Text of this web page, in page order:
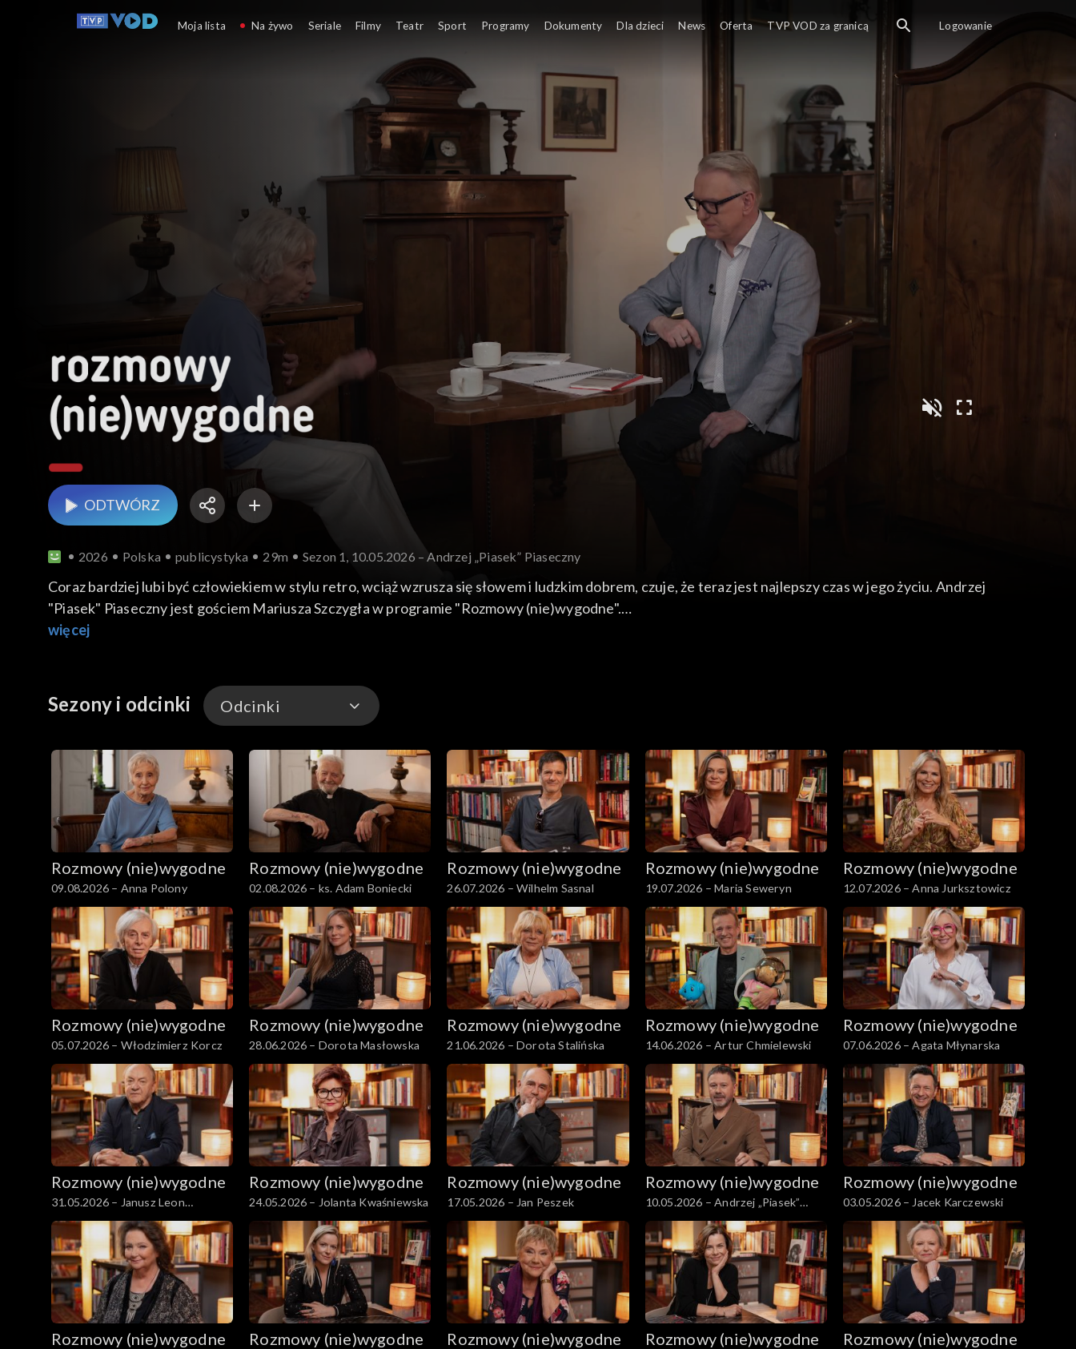
ODTWÓRZ
2026 Polska publicystyka 29m Sezon 1, 10.05.2026 – Andrzej „Piasek” Piaseczny
Coraz bardziej lubi być człowiekiem w stylu retro, wciąż wzrusza się słowem i ludzkim dobrem, czuje, że teraz jest najlepszy czas w jego życiu. Andrzej
"Piasek" Piaseczny jest gościem Mariusza Szczygła w programie "Rozmowy (nie)wygodne".
więcej
Sezony i odcinki Odcinki
Odcinki
Rozmowy (nie)wygodne
09.08.2026 – Anna Polony
Rozmowy (nie)wygodne
02.08.2026 – ks. Adam Boniecki
Rozmowy (nie)wygodne
26.07.2026 – Wilhelm Sasnal
Rozmowy (nie)wygodne
19.07.2026 – Maria Seweryn
Rozmowy (nie)wygodne
12.07.2026 – Anna Jurksztowicz
Rozmowy (nie)wygodne
05.07.2026 – Włodzimierz Korcz
Rozmowy (nie)wygodne
28.06.2026 – Dorota Masłowska
Rozmowy (nie)wygodne
21.06.2026 – Dorota Stalińska
Rozmowy (nie)wygodne
14.06.2026 – Artur Chmielewski
Rozmowy (nie)wygodne
07.06.2026 – Agata Młynarska
Rozmowy (nie)wygodne
31.05.2026 – Janusz Leon
Wiśniewski
Rozmowy (nie)wygodne
24.05.2026 – Jolanta Kwaśniewska
Rozmowy (nie)wygodne
17.05.2026 – Jan Peszek
Rozmowy (nie)wygodne
10.05.2026 – Andrzej „Piasek”
Piaseczny
Rozmowy (nie)wygodne
03.05.2026 – Jacek Karczewski
Rozmowy (nie)wygodne Rozmowy (nie)wygodne Rozmowy (nie)wygodne Rozmowy (nie)wygodne Rozmowy (nie)wygodne
Moja lista Na żywo Seriale Filmy Teatr Sport Programy Dokumenty Dla dzieci News Oferta TVP VOD za granicą Logowanie